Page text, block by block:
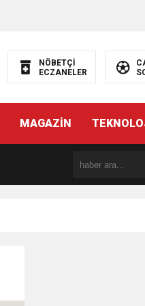
NÖBETÇİ
ECZANELER
MAGAZİN